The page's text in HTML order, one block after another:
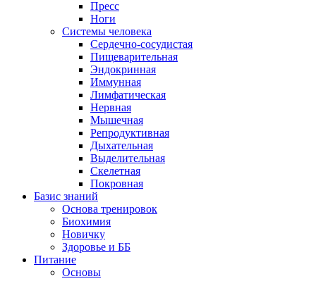
Пресс
Ноги
Системы человека
Сердечно-сосудистая
Пищеварительная
Эндокринная
Иммунная
Лимфатическая
Нервная
Мышечная
Репродуктивная
Дыхательная
Выделительная
Скелетная
Покровная
Базис знаний
Основа тренировок
Биохимия
Новичку
Здоровье и ББ
Питание
Основы